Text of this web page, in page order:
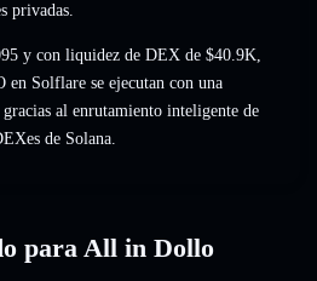
privadas.
y con liquidez de DEX de $40.9K,
Solflare se ejecutan con una
al enrutamiento inteligente de
de Solana.
para All in Dollo